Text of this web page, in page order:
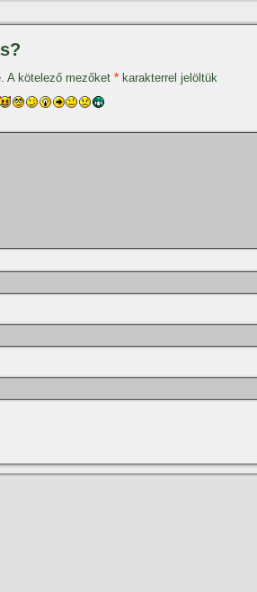
A kötelező mezőket * karakterrel jelöltük